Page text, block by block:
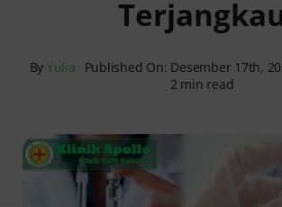
for:
By Yulia Published On: Desember 17th,
2 min read